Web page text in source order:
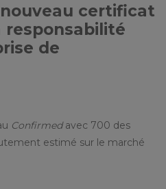
nouveau certificat
de
Confirmedavec 700 des
estimé sur le marché